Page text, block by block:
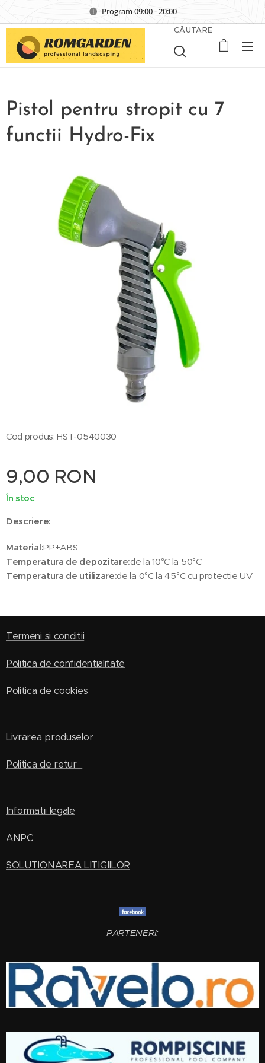
Program 09:00 - 20:00
CĂUTARE
Pistol pentru stropit cu 7
functii Hydro-Fix
Cod produs: HST-0540030
9,00 RON
În stoc
Descriere:
Material:PP+ABS
Temperatura de depozitare:de la 10°C la 50°C
Temperatura de utilizare:de la 0°C la 45°C cu protectie UV
Termeni si conditii
Politica de confidentialitate
Politica de cookies
Livrarea produselor
Politica de retur
Informatii legale
ANPC
SOLUTIONAREA LITIGIILOR
PARTENERI: